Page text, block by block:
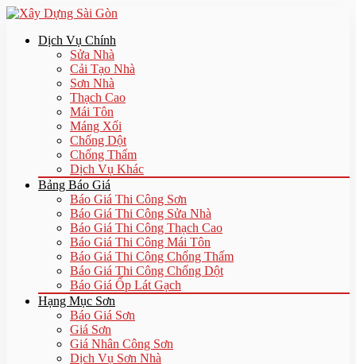
Dịch Vụ Chính
Sửa Nhà
Cải Tạo Nhà
Sơn Nhà
Thạch Cao
Mái Tôn
Máng Xối
Chống Dột
Chống Thấm
Dịch Vụ Khác
Bảng Báo Giá
Báo Giá Thi Công Sơn
Báo Giá Thi Công Sửa Nhà
Báo Giá Thi Công Thạch Cao
Báo Giá Thi Công Mái Tôn
Báo Giá Thi Công Chống Thấm
Báo Giá Thi Công Chống Dột
Báo Giá Ốp Lát Gạch
Hạng Mục Sơn
Báo Giá Sơn
Giá Sơn
Giá Nhân Công Sơn
Dịch Vụ Sơn Nhà